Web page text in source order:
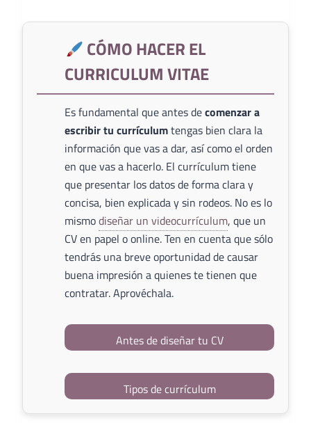
CÓMO HACER EL
CURRICULUM VITAE
Es fundamental que antes decomenzar a
escribir tu currículumtengas bien clara la
información que vas a dar, así como el orden
en que vas a hacerlo. El currículum tiene
que presentar los datos de forma clara y
concisa, bien explicada y sin rodeos. No es lo
mismodiseñar un videocurrículum, que un
CV en papel o online. Ten en cuenta que sólo
tendrás una breve oportunidad de causar
buena impresión a quienes te tienen que
contratar. Aprovéchala.
Antes de diseñar tu CV
Tipos de currículum